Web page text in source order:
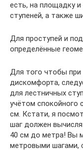
есть, на площадку
ступеней, а также
Для проступей и
определённые
Для того чтобы
дискомфорта,
для лестничных
учётом спокойного
см. Кстати, я
шаг должен
40 см до метра! Вы
метровыми шагами,